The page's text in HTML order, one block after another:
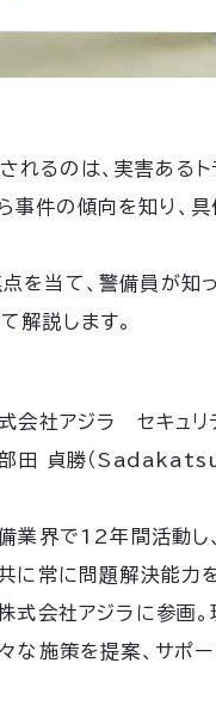
るのは、実害ある
事件の傾向を知り、
を当て、警備員が
解説します。
会社アジラ セキュリ
田 貞勝（
業界で12年間活動し
に常に問題解決能力
式会社アジラに参画
な施策を提案、サポー